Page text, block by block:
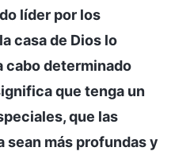
líder por los
casa de Dios lo
cabo determinado
que tenga un
que las
sean más profundas y